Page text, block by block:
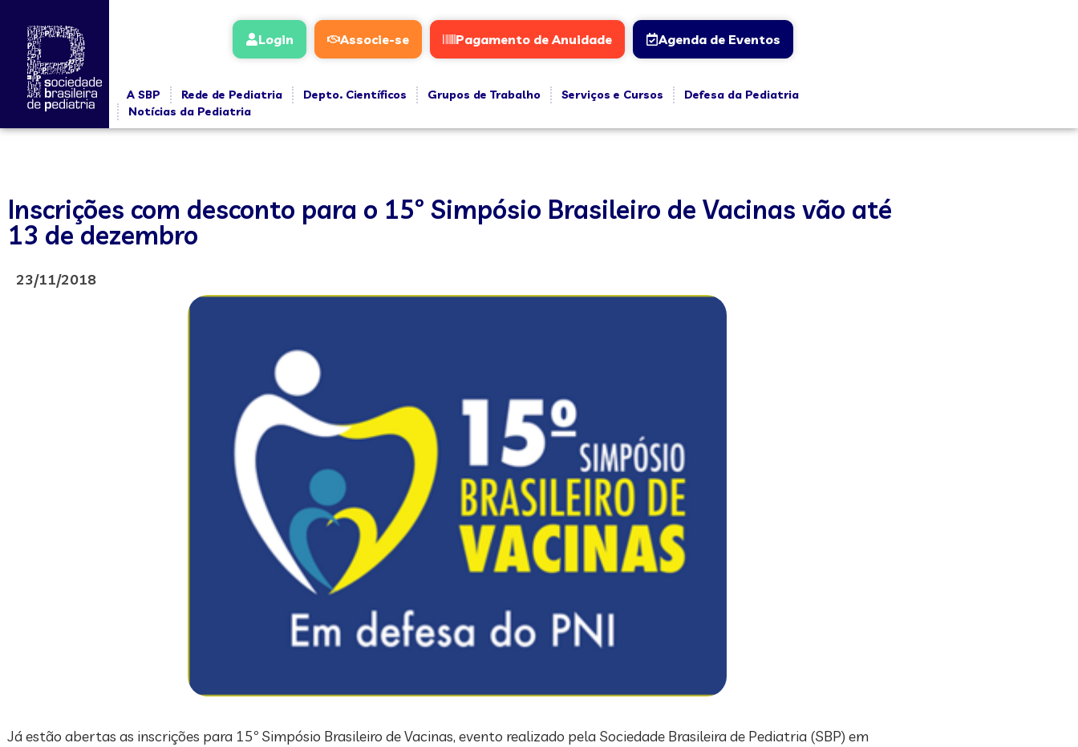
Login Associe-se Pagamento de Anuidade Agenda de Eventos
A SBP Rede de Pediatria Depto. Científicos Grupos de Trabalho Serviços e Cursos
Defesa da Pediatria
Notícias da Pediatria
Inscrições com desconto para o 15º Simpósio Brasileiro de Vacinas vão até
13 de dezembro
23/11/2018
Já estão abertas as inscrições para 15º Simpósio Brasileiro de Vacinas, evento realizado pela Sociedade Brasileira de Pediatria (SBP) em